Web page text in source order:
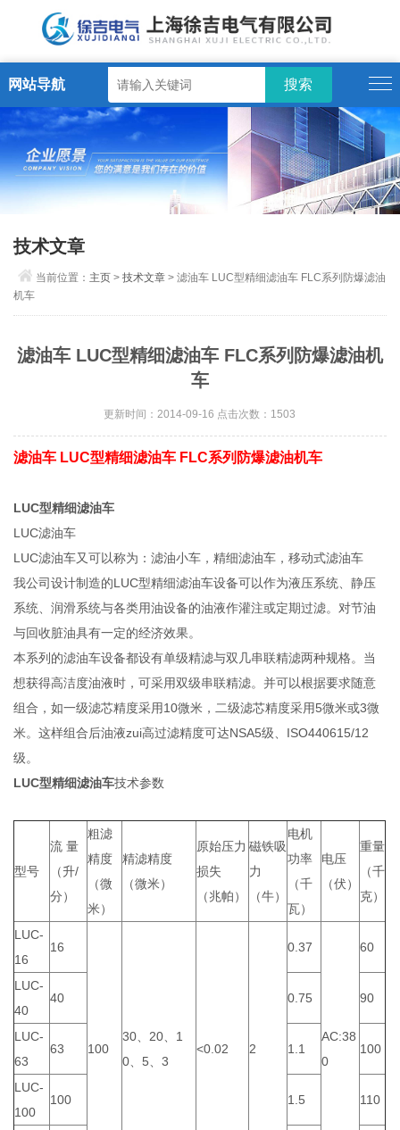
网站导航
技术文章
当前位置： 主页 >技术文章 > 滤油车 LUC型精细滤油车 FLC系列防爆滤油
机车
滤油车 LUC型精细滤油车 FLC系列防爆滤油机
车
更新时间：2014-09-16 点击次数：1503
滤油车 LUC型精细滤油车 FLC系列防爆滤油机车
LUC型精细滤油车
LUC滤油车
LUC滤油车又可以称为：滤油小车，精细滤油车，移动式滤油车
我公司设计制造的LUC型精细滤油车设备可以作为液压系统、静压
系统、润滑系统与各类用油设备的油液作灌注或定期过滤。对节油
与回收脏油具有一定的经济效果。
本系列的滤油车设备都设有单级精滤与双几串联精滤两种规格。当
想获得高洁度油液时，可采用双级串联精滤。并可以根据要求随意
组合，如一级滤芯精度采用10微米，二级滤芯精度采用5微米或3微
米。这样组合后油液zui高过滤精度可达NSA5级、ISO440615/12
级。
LUC型精细滤油车技术参数
型号
流 量
（升/
分）
粗滤
精度
（微
米）
精滤精度
（微米）
原始压力
损失
（兆帕）
磁铁吸
力
（牛）
电机
功率
（千
瓦）
电压
（伏）
重量
（千
克）
LUC-
16
16
100
30、20、1
0、5、3
<0.02 2
0.37
AC:38
0
60
LUC-
40
40 0.75 90
LUC-
63
63 1.1 100
LUC-
100
100 1.5 110